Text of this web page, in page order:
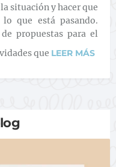
situación y hacer que
que está pasando.
propuestas para el
que LEER MÁS